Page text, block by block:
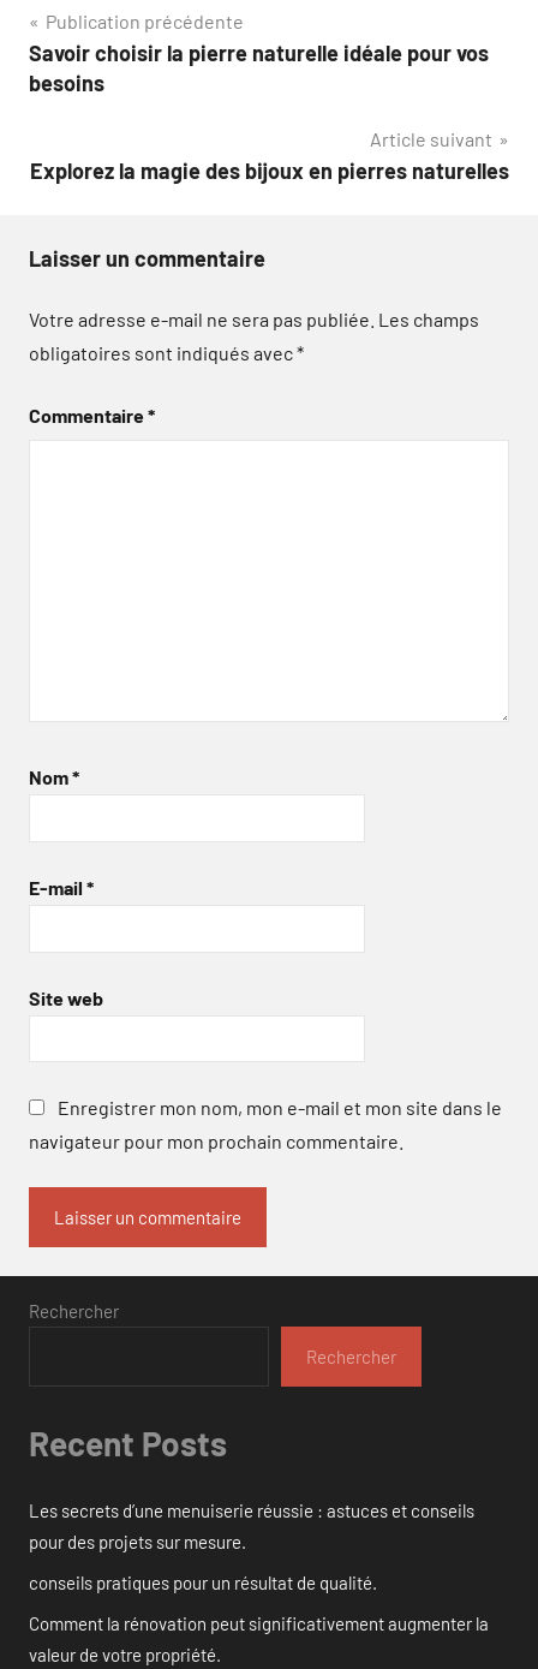
Navigation
de
Publication précédente
Savoir choisir la pierre naturelle idéale pour vos
besoins
Article suivant
Explorez la magie des bijoux en pierres naturelles
Laisser un commentaire
Votre adresse e-mail ne sera pas publiée. Les champs
obligatoires sont indiqués avec*
Commentaire*
Nom*
E-mail *
Site web
Enregistrer mon nom, mon e-mail et mon site dans le
navigateur pour mon prochain commentaire.
Rechercher
Rechercher
Recent Posts
Les secrets d’une menuiserie réussie : astuces et conseils
pour des projets sur mesure.
conseils pratiques pour un résultat de qualité.
Comment la rénovation peut significativement augmenter la
valeur de votre propriété.